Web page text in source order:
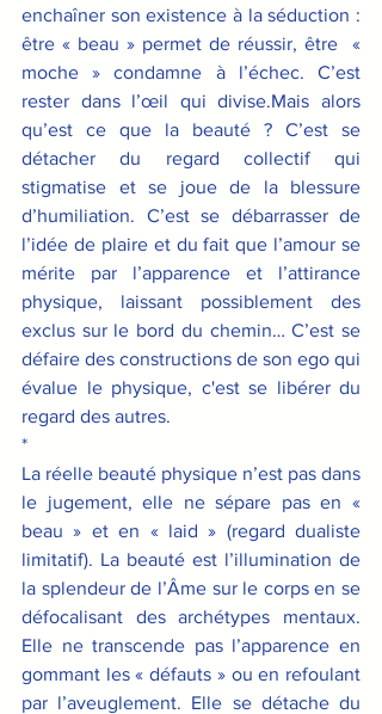
enchaîner son existence à la séduction :
être « beau » permet de réussir, être  «
moche » condamne à l’échec. C’est
rester dans l’œil qui divise.Mais alors
qu’est ce que la beauté ? C’est se
détacher du regard collectif qui
stigmatise et se joue de la blessure
d’humiliation. C’est se débarrasser de
l’idée de plaire et du fait que l’amour se
mérite par l’apparence et l’attirance
physique, laissant possiblement des
exclus sur le bord du chemin… C’est se
défaire des constructions de son ego qui
évalue le physique, c'est se libérer du
regard des autres.
*
La réelle beauté physique n’est pas dans
le jugement, elle ne sépare pas en «
beau » et en « laid » (regard dualiste
limitatif). La beauté est l’illumination de
la splendeur de l’Âme sur le corps en se
défocalisant des archétypes mentaux.
Elle ne transcende pas l’apparence en
gommant les « défauts » ou en refoulant
par l’aveuglement. Elle se détache du